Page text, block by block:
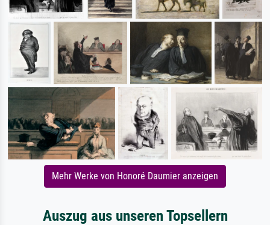
Mehr Werke von Honoré Daumier anzeigen
Auszug aus unseren Topsellern